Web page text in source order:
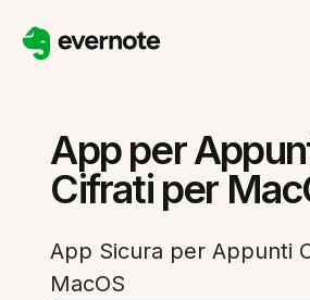
App per
Cifrati per
App Sicura per Appunti
MacOS